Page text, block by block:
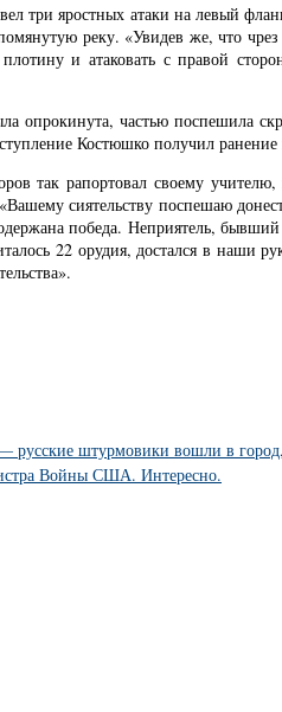
три яростных атаки на левый
реку. «Увидев же, что
плотину и атаковать с правой
опрокинута, частью поспешила
Костюшко получил
так рапортовал своему
сиятельству поспешаю
победа. Неприятель,
22 орудия, достался в наши
русские штурмовики вошли в
Войны США. Интересно.